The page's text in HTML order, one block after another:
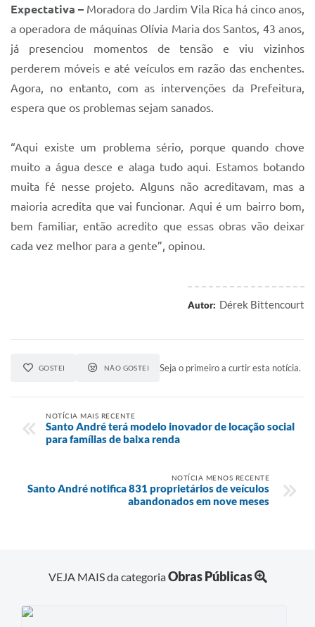
Expectativa – Moradora do Jardim Vila Rica há cinco anos,
a operadora de máquinas Olívia Maria dos Santos, 43 anos,
já presenciou momentos de tensão e viu vizinhos
perderem móveis e até veículos em razão das enchentes.
Agora, no entanto, com as intervenções da Prefeitura,
espera que os problemas sejam sanados.
“Aqui existe um problema sério, porque quando chove
muito a água desce e alaga tudo aqui. Estamos botando
muita fé nesse projeto. Alguns não acreditavam, mas a
maioria acredita que vai funcionar. Aqui é um bairro bom,
bem familiar, então acredito que essas obras vão deixar
cada vez melhor para a gente”, opinou.
Autor: Dérek Bittencourt
GOSTEI NÃO GOSTEI Seja o primeiro a curtir esta notícia.
NOTÍCIA MAIS RECENTE
Santo André terá modelo inovador de locação social
para famílias de baixa renda
NOTÍCIA MENOS RECENTE
Santo André notifica 831 proprietários de veículos
abandonados em nove meses
VEJA MAIS da categoriaObras Públicas